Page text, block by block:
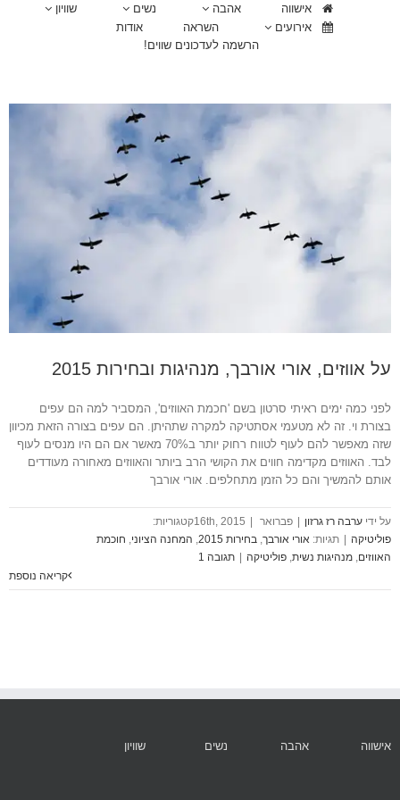
אישווה אהבה נשים
שוויון
אירועים
השראה
אודות
הרשמה לעדכונים שווים!
על אווזים, אורי אורבך, מנהיגות ובחירות 2015
לפני כמה ימים ראיתי סרטון בשם 'חכמת האווזים', המסביר למה הם עפים
בצורת וי. זה לא מטעמי אסתטיקה למקרה שתהיתן. הם עפים בצורה הזאת מכיוון
שזה מאפשר להם לעוף לטווח רחוק יותר ב70% מאשר אם הם היו מנסים לעוף
לבד. האווזים מקדימה חווים את הקושי הרב ביותר והאווזים מאחורה מעודדים
אותם להמשיך והם כל הזמן מתחלפים. אורי אורבך
ערבה רז גרזון | פברואר 16th, 2015 |
פוליטיקה | אורי אורבך, בחירות 2015 , המחנה הציוני, חוכמת
האווזים, מנהיגות נשית, פוליטיקה |
אישווה אהבה נשים שוויון